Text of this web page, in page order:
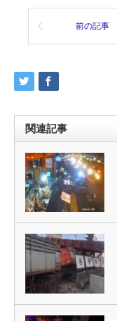
前の記事
関連記事